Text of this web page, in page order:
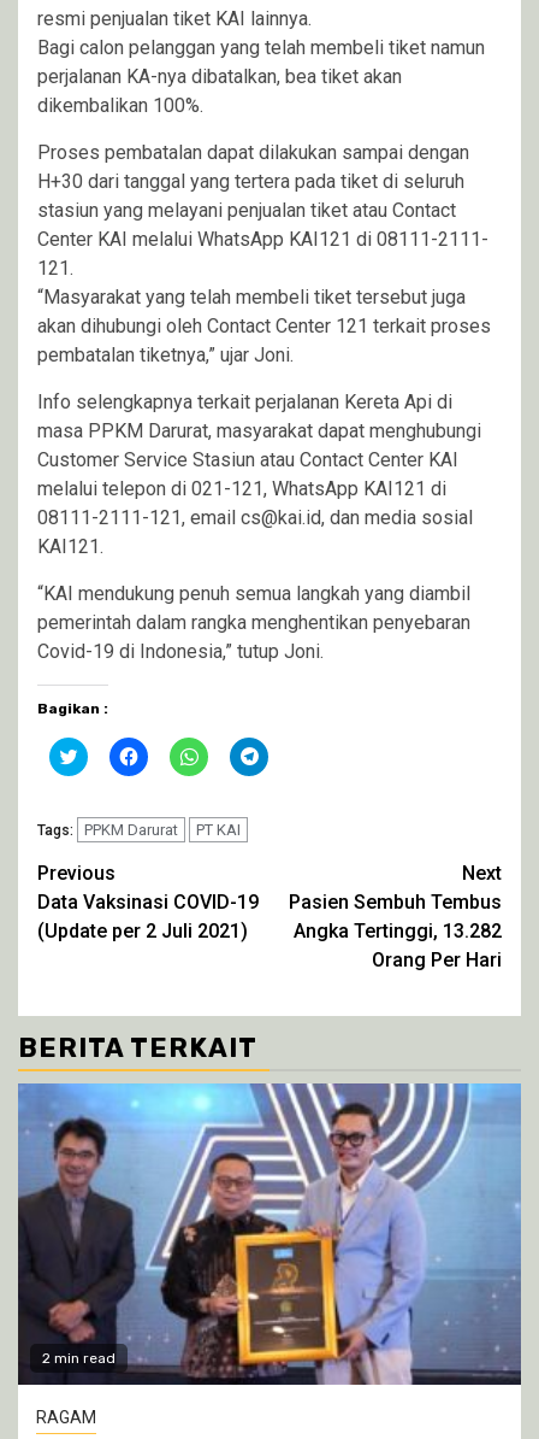
resmi penjualan tiket KAI lainnya.
Bagi calon pelanggan yang telah membeli tiket namun
perjalanan KA-nya dibatalkan, bea tiket akan
dikembalikan 100%.
Proses pembatalan dapat dilakukan sampai dengan
H+30 dari tanggal yang tertera pada tiket di seluruh
stasiun yang melayani penjualan tiket atau Contact
Center KAI melalui WhatsApp KAI121 di 08111-2111-
121.
“Masyarakat yang telah membeli tiket tersebut juga
akan dihubungi oleh Contact Center 121 terkait proses
pembatalan tiketnya,” ujar Joni.
Info selengkapnya terkait perjalanan Kereta Api di
masa PPKM Darurat, masyarakat dapat menghubungi
Customer Service Stasiun atau Contact Center KAI
melalui telepon di 021-121, WhatsApp KAI121 di
08111-2111-121, email cs@kai.id, dan media sosial
KAI121.
“KAI mendukung penuh semua langkah yang diambil
pemerintah dalam rangka menghentikan penyebaran
Covid-19 di Indonesia,” tutup Joni.
Bagikan :
Klik
untuk
Twitter(Membuka
di
jendela
yang
baru)
Klik
untuk
Facebook(Membuka
di
jendela
Klik
untuk
WhatsApp(Membuka
di
jendela
Klik
untuk
Tags: PPKM Darurat PT KAI
Continue
Reading
Previous
Data Vaksinasi COVID-19
(Update per 2 Juli 2021)
Next
Pasien Sembuh Tembus
Angka Tertinggi, 13.282
Orang Per Hari
BERITA TERKAIT
2 min read
RAGAM